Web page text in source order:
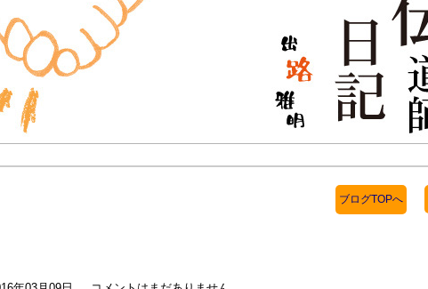
ブログTOPへ